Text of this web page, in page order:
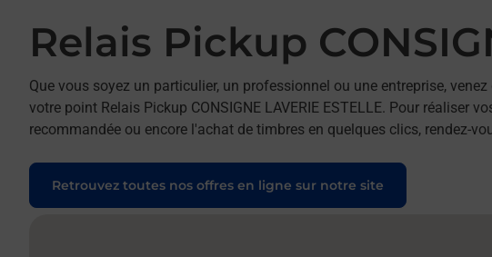
Relais Pickup
Que vous soyez un particulier, un professionnel ou une entreprise,
votre point Relais Pickup CONSIGNE LAVERIE ESTELLE. Pour réaliser
recommandée ou encore l'achat de timbres en quelques clics, rendez-
Retrouvez toutes nos offres en ligne sur notre site